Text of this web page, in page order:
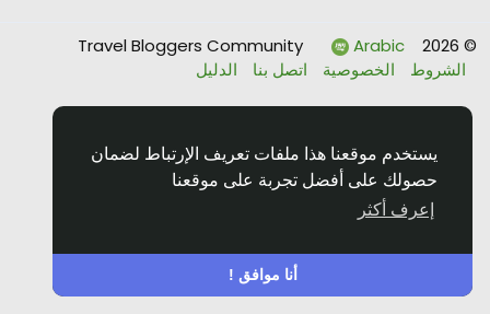
يستخدم موقعنا هذا ملفات تعريف الإرتباط لضمان
حصولك على أفضل تجربة على موقعنا
إعرف أكثر
أنا موافق !
© 2026 Travel Bloggers Community
Arabic
الشروط
الخصوصية اتصل بنا الدليل